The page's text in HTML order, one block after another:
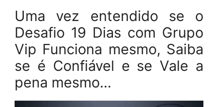
Uma vez entendido se o
Desafio 19 Dias com Grupo
Vip Funciona mesmo, Saiba
se é Confiável e se Vale a
pena mesmo…